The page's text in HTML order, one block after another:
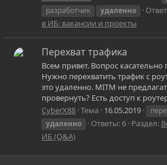
разработчик
удаленно
в ИБ: вакансии и проекты
Перехват трафика
Всем привет. Вопрос касательно
Нужно перехватить трафик с
это удаленно. MITM не
провернуть? Есть доступ к
CyberX88 Тема 16.05.2019
удаленно
Ответы: 6 Раздел:
ИБ (Q&A)